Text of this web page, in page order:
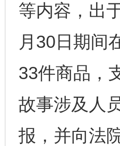
等内容，出
月30日期间
33件商品，
故事涉及人
报，并向法